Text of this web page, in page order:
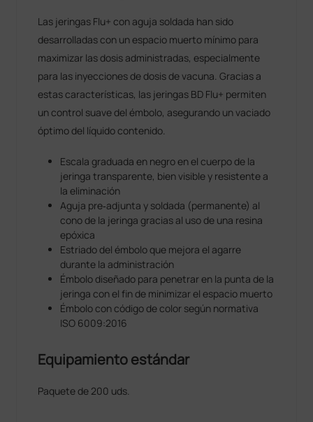
Las jeringas Flu+ con aguja soldada han sido
desarrolladas con un espacio muerto mínimo para
maximizar las dosis administradas, especialmente
para las inyecciones de dosis de vacuna. Gracias a
estas características, las jeringas BD Flu+ permiten
un control suave del émbolo, asegurando un vaciado
óptimo del líquido contenido.
Escala graduada en negro en el cuerpo de la
jeringa transparente, bien visible y resistente a
la eliminación
Aguja pre‐adjunta y soldada (permanente) al
cono de la jeringa gracias al uso de una resina
epóxica
Estriado del émbolo que mejora el agarre
durante la administración
Émbolo diseñado para penetrar en la punta de la
jeringa con el fin de minimizar el espacio muerto
Émbolo con código de color según normativa
ISO 6009:2016
Equipamiento estándar
Paquete de 200 uds.